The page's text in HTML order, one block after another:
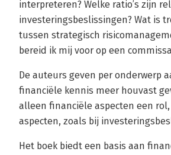
interpreteren? Welke ratio’s zijn
investeringsbeslissingen? Wat is
tussen strategisch
bereid ik mij voor op een
De auteurs geven per onderwerp
financiële kennis meer houvast
alleen financiële aspecten een
aspecten, zoals bij
Het boek biedt een basis aan